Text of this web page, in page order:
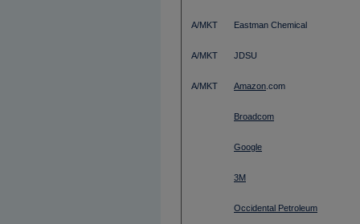
A/MKT Eastman Chemical
A/MKT JDSU
A/MKT Amazon .com
Broadcom
Google
3M
Occidental Petroleum